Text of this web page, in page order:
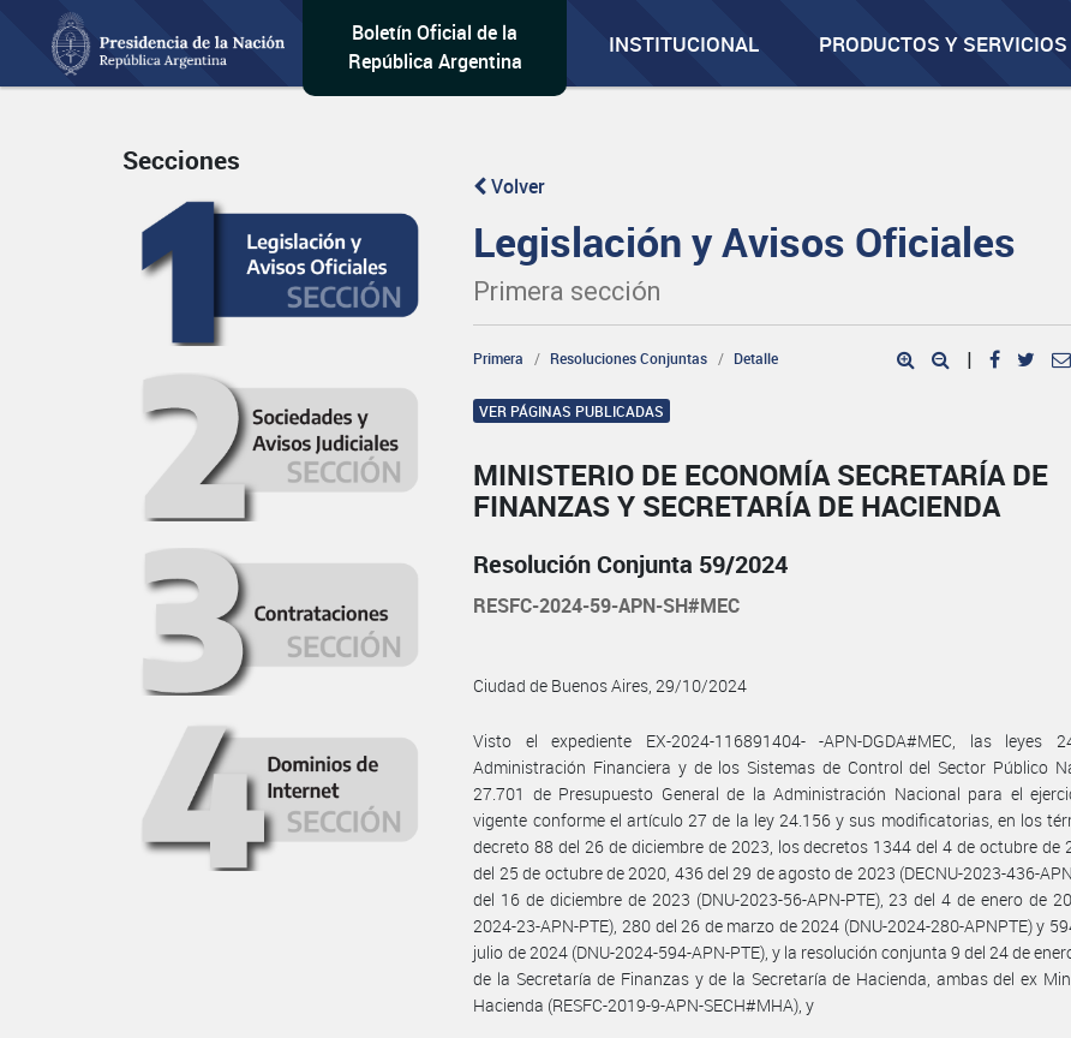
Boletín Oficial de la
República Argentina
INSTITUCIONAL PRODUCTOS Y SERVICIOS
Secciones
Volver
Legislación y Avisos Oficiales
Primera sección
Primera Resoluciones Conjuntas Detalle |
VER PÁGINAS PUBLICADAS
MINISTERIO DE ECONOMÍA SECRETARÍA DE
FINANZAS Y SECRETARÍA DE HACIENDA
Resolución Conjunta 59/2024
RESFC-2024-59-APN-SH#MEC
Ciudad de Buenos Aires, 29/10/2024
Visto el expediente EX-2024-116891404- -APN-DGDA#MEC, las leyes
Administración Financiera y de los Sistemas de Control del Sector Público
27.701 de Presupuesto General de la Administración Nacional para el
vigente conforme el artículo 27 de la ley 24.156 y sus modificatorias, en los
decreto 88 del 26 de diciembre de 2023, los decretos 1344 del 4 de octubre de
del 25 de octubre de 2020, 436 del 29 de agosto de 2023 (DECNU-2023-436-
del 16 de diciembre de 2023 (DNU-2023-56-APN-PTE), 23 del 4 de enero de
2024-23-APN-PTE), 280 del 26 de marzo de 2024 (DNU-2024-280-APNPTE) y
julio de 2024 (DNU-2024-594-APN-PTE), y la resolución conjunta 9 del 24 de
de la Secretaría de Finanzas y de la Secretaría de Hacienda, ambas del ex
Hacienda (RESFC-2019-9-APN-SECH#MHA), y